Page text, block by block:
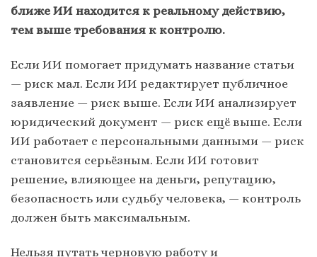
ближе ИИ находится к реальному действию,
тем выше требования к контролю.
Если ИИ помогает придумать название статьи
— риск мал. Если ИИ редактирует публичное
заявление — риск выше. Если ИИ анализирует
юридический документ — риск ещё выше. Если
ИИ работает с персональными данными — риск
становится серьёзным. Если ИИ готовит
решение, влияющее на деньги, репутацию,
безопасность или судьбу человека, — контроль
должен быть максимальным.
Нельзя путать черновую работу и